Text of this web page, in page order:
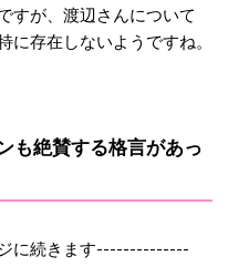
すが、渡辺さんについて
に存在しないようですね。
も絶賛する格言があっ
に続きます--------------